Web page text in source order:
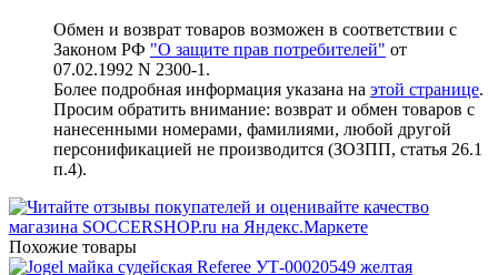
Обмен и возврат товаров возможен в соответствии с
Законом РФ "О защите прав потребителей" от
07.02.1992 N 2300-1.
Более подробная информация указана на этой странице.
Просим обратить внимание: возврат и обмен товаров с
нанесенными номерами, фамилиями, любой другой
персонификацией не производится (ЗОЗПП, статья 26.1
п.4).
Похожие товары